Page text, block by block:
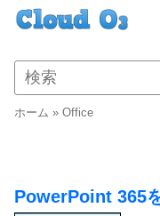
ホーム » Office
PowerPoint 365